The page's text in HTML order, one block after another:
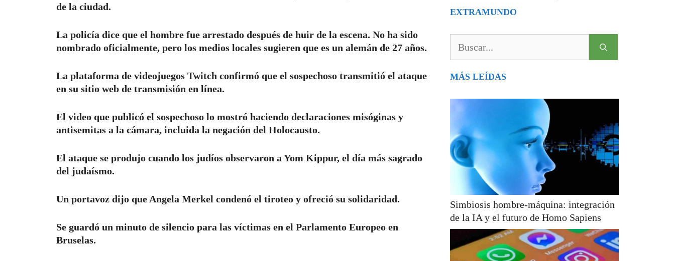
de la ciudad.
La policía dice que el hombre fue arrestado después de huir de la escena. No ha sido
nombrado oficialmente, pero los medios locales sugieren que es un alemán de 27 años.
La plataforma de videojuegos Twitch confirmó que el sospechoso transmitió el ataque
en su sitio web de transmisión en línea.
El video que publicó el sospechoso lo mostró haciendo declaraciones misóginas y
antisemitas a la cámara, incluida la negación del Holocausto.
El ataque se produjo cuando los judíos observaron a Yom Kippur, el día más sagrado
del judaísmo.
Un portavoz dijo que Angela Merkel condenó el tiroteo y ofreció su solidaridad.
Se guardó un minuto de silencio para las víctimas en el Parlamento Europeo en
Bruselas.
EXTRAMUNDO
MÁS LEÍDAS
Simbiosis hombre-máquina: integración
de la IA y el futuro de Homo Sapiens